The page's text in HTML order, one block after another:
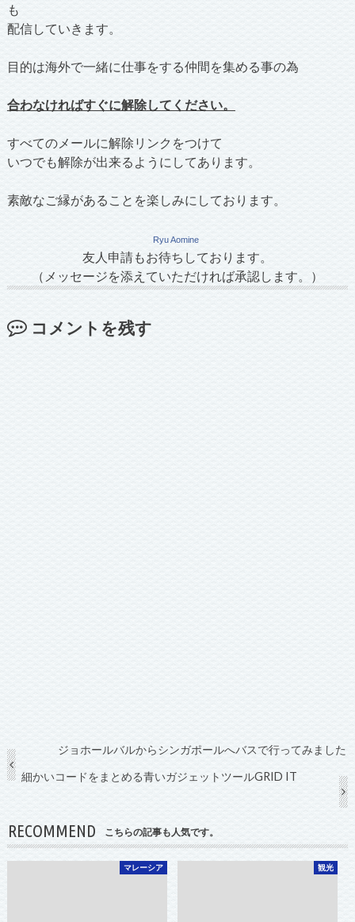
も
配信していきます。
目的は海外で一緒に仕事をする仲間を集める事の為
合わなければすぐに解除してください。
すべてのメールに解除リンクをつけて
いつでも解除が出来るようにしてあります。
素敵なご縁があることを楽しみにしております。
Ryu Aomine
友人申請もお待ちしております。
（メッセージを添えていただければ承認します。）
コメントを残す
ジョホールバルからシンガポールへバスで行ってみました
細かいコードをまとめる青いガジェットツールGRID IT
RECOMMEND こちらの記事も人気です。
マレーシア 観光